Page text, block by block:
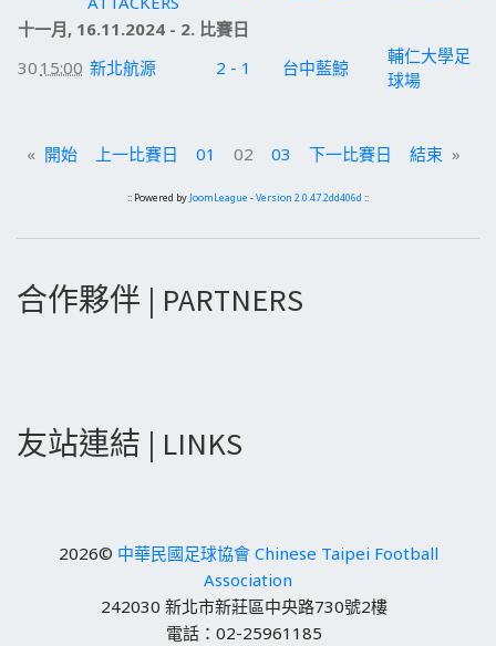
十一月, 16.11.2024 - 2. 比賽日
30 15:00 新北航源 2 - 1 台中藍鯨
輔仁大學足
球場
« 開始 上一比賽日 01 02 03 下一比賽日 結束 »
:: Powered by JoomLeague -Version 2.0.47.2dd406d ::
合作夥伴 | PARTNERS
友站連結 | LINKS
2026© 中華民國足球協會 Chinese Taipei Football
Association
242030 新北市新莊區中央路730號2樓
電話：02-25961185